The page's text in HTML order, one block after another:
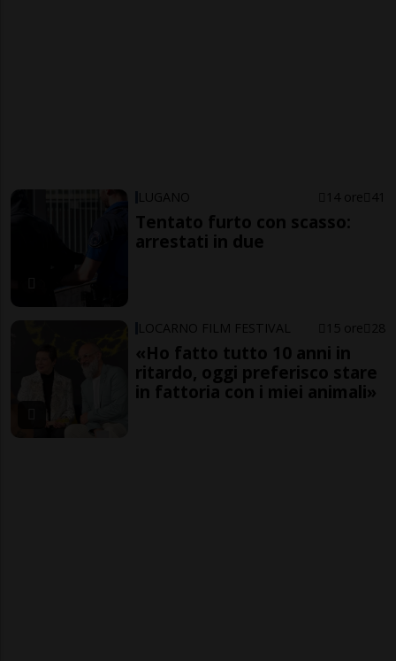
LUGANO 14 ore 41
Tentato furto con scasso:
arrestati in due
LOCARNO FILM FESTIVAL 15 ore 28
«Ho fatto tutto 10 anni in
ritardo, oggi preferisco stare
in fattoria con i miei animali»